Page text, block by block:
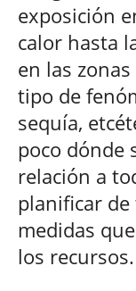
exposición
calor hasta
en las
tipo de
sequía,
poco dónde
relación a
planificar
medidas
los recursos.